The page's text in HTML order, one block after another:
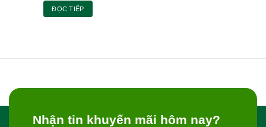
là:
195,000 ₫.
ĐỌC TIẾP
Nhận tin khuyến mãi hôm nay?